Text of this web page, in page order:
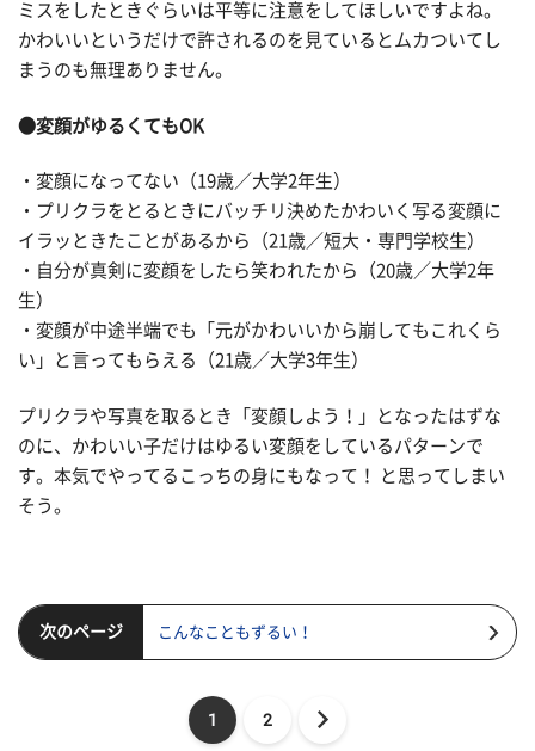
ミスをしたときぐらいは平等に注意をしてほしいですよね。
かわいいというだけで許されるのを見ているとムカついてし
まうのも無理ありません。
●変顔がゆるくてもOK
・変顔になってない（19歳／大学2年生）
・プリクラをとるときにバッチリ決めたかわいく写る変顔に
イラッときたことがあるから（21歳／短大・専門学校生）
・自分が真剣に変顔をしたら笑われたから（20歳／大学2年
生）
・変顔が中途半端でも「元がかわいいから崩してもこれくら
い」と言ってもらえる（21歳／大学3年生）
プリクラや写真を取るとき「変顔しよう！」となったはずな
のに、かわいい子だけはゆるい変顔をしているパターンで
す。本気でやってるこっちの身にもなって！ と思ってしまい
そう。
次のページ こんなこともずるい！
1 2